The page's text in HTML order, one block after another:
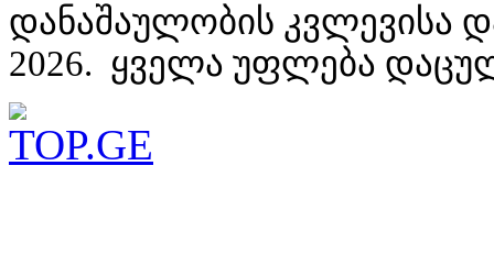
დანაშაულობის კვლევისა
2026. ყველა უფლება